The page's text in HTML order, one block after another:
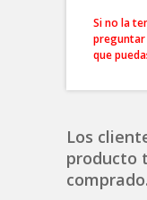
Si no la
preguntar
que
Los
producto